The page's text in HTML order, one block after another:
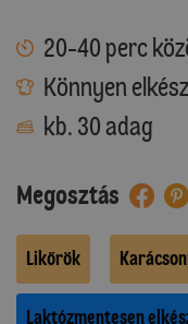
20-40 perc
Könnyen
kb. 30 adag
Megosztás
Likőrök
Laktózmentesen